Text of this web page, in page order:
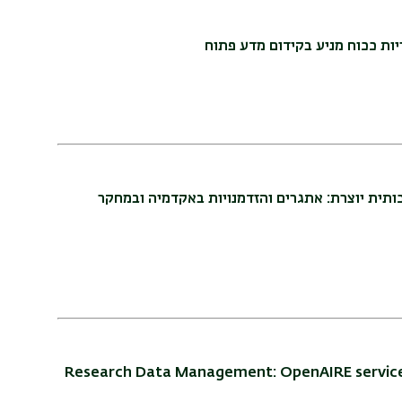
ככוח מניע בקידום מדע פתוח
יוצרת: אתגרים והזדמנויות באקדמיה ובמחקר
Research Data Management: OpenAIRE